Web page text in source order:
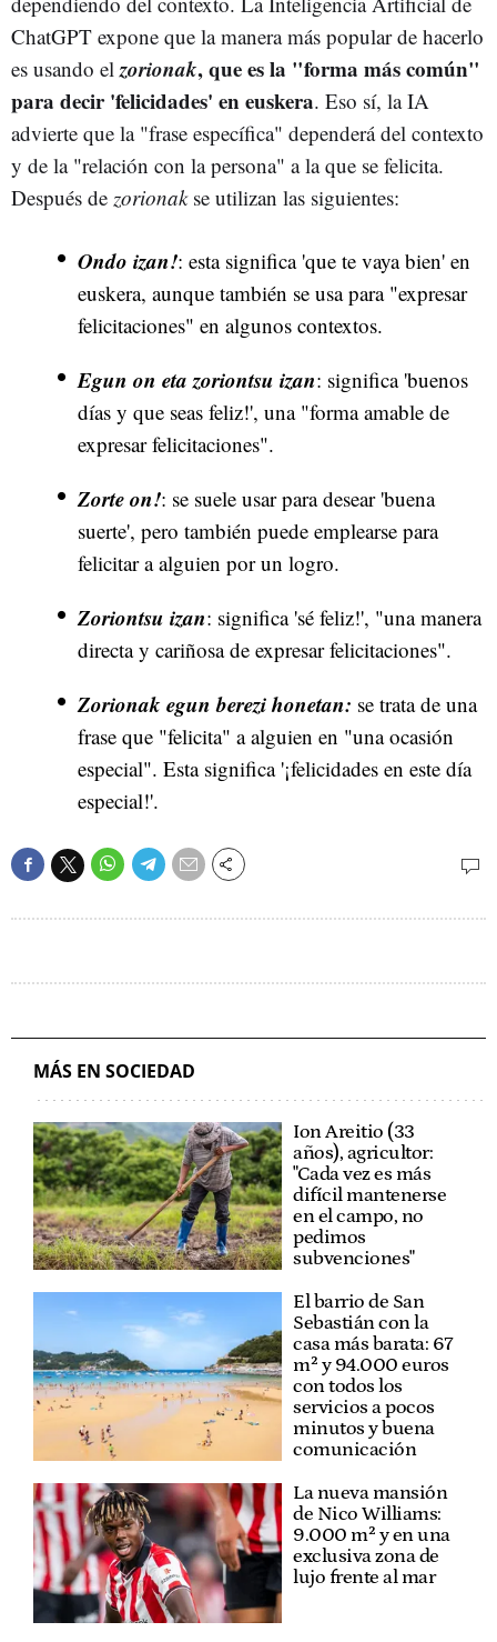
ChatGPT expone que la manera más popular de hacerlo
es usando elzorionak, que es la "forma más común"
para decir 'felicidades' en euskera. Eso sí, la IA
advierte que la "frase específica" dependerá del contexto
y de la "relación con la persona" a la que se felicita.
Después de zorionakse utilizan las siguientes:
Ondo izan!: esta significa 'que te vaya bien' en
euskera, aunque también se usa para "expresar
felicitaciones" en algunos contextos.
Egun on eta zoriontsu izan: significa 'buenos
días y que seas feliz!', una "forma amable de
expresar felicitaciones".
Zorte on!: se suele usar para desear 'buena
suerte', pero también puede emplearse para
felicitar a alguien por un logro.
Zoriontsu izan: significa 'sé feliz!', "una manera
directa y cariñosa de expresar felicitaciones".
Zorionak egun berezi honetan: se trata de una
frase que "felicita" a alguien en "una ocasión
especial". Esta significa '¡felicidades en este día
especial!'.
MÁS EN SOCIEDAD
Ion Areitio (33
años), agricultor:
"Cada vez es más
difícil mantenerse
en el campo, no
pedimos
subvenciones"
El barrio de San
Sebastián con la
casa más barata: 67
m² y 94.000 euros
con todos los
servicios a pocos
minutos y buena
comunicación
La nueva mansión
de Nico Williams:
9.000 m² y en una
exclusiva zona de
lujo frente al mar